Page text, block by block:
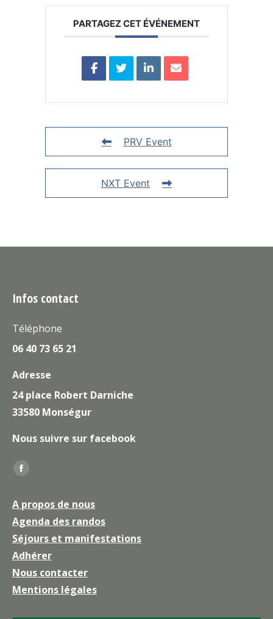
PARTAGEZ CET ÉVÉNEMENT
PRV Event
NXT Event
Infos contact
Téléphone
06 40 73 65 21
Adresse
24 place Robert Darniche
33580 Monségur
Nous suivre sur facebook
Trouvez nous sur :
La
Facebook
s'ouvre
dans
une
nouvelle
fenêtre
A propos de nous
Agenda des randos
Séjours et manifestations
Adhérer
Nous contacter
Mentions légales